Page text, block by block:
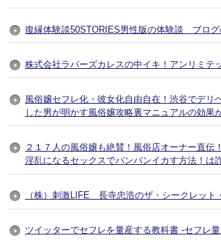
復縁体験談50STORIES男性版の体験談 ブログ
株式会社ラバーズカレスの中イキ！アンリミテ
風俗嬢セフレ化・彼女化自由自在！渋谷でデリ
した男が明かす風俗嬢攻略裏マニュアルの効果
２１７人の風俗嬢も絶賛！風俗店オーナー直
淫乱になるセックスでバンバンイカす方法！は
（株）刺激LIFE 長寺忠浩のザ・シークレッ
ツイッターでセフレを量産する教科書 -セフレ